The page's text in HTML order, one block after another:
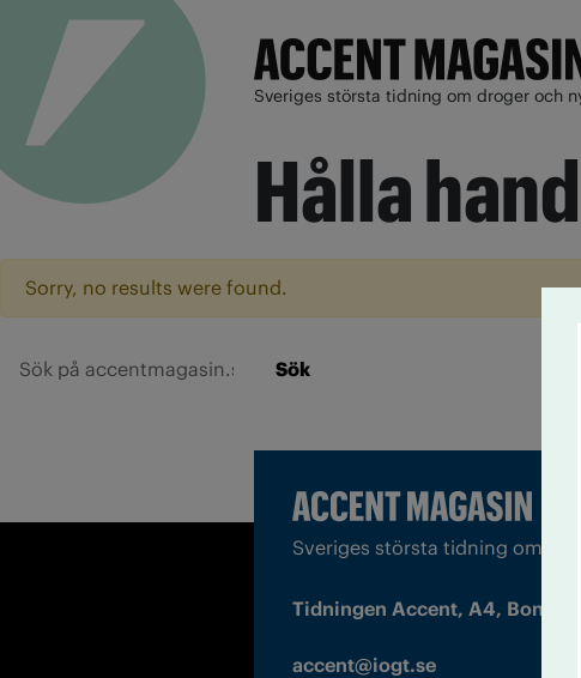
Sveriges största tidning om droger och
Hålla hand
Sorry, no results were found.
Sök
Sveriges största tidning om
Tidningen Accent, A4,
accent@iogt.se